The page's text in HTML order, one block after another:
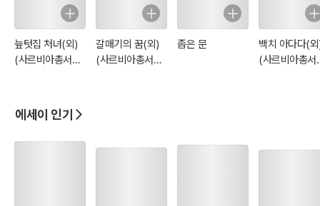
늪텃집 처녀(외)
(사르비아총서
갈매기의 꿈(외)
(사르비아총서
좁은 문
백치 아다다(
(사르비아총서
에세이 인기